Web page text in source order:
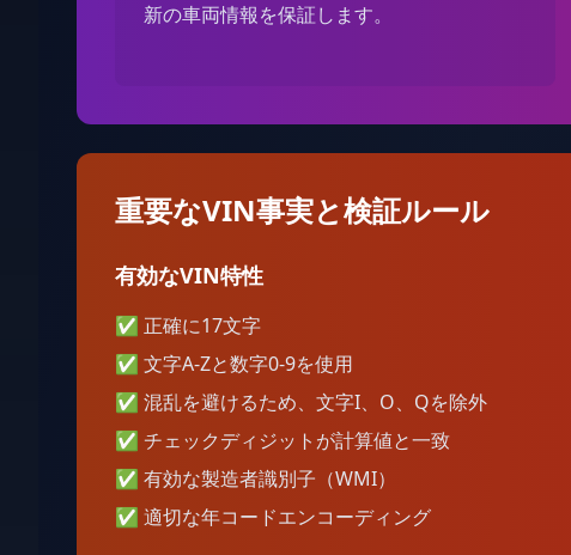
新の車両情報を保証します。
重要なVIN事実と検証ルール
有効なVIN特性
✅ 正確に17文字
✅ 文字A-Zと数字0-9を使用
✅ 混乱を避けるため、文字I、O、Qを除外
✅ チェックディジットが計算値と一致
✅ 有効な製造者識別子（WMI）
✅ 適切な年コードエンコーディング